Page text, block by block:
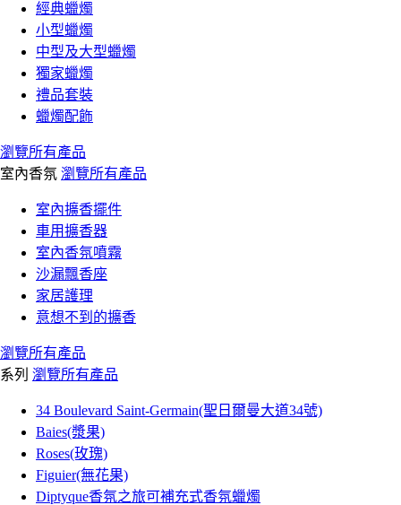
經典蠟燭
小型蠟燭
中型及大型蠟燭
獨家蠟燭
禮品套裝
蠟燭配飾
瀏覽所有產品
室內香氛 瀏覽所有產品
室內擴香擺件
車用擴香器
室內香氛噴霧
沙漏飄香座
家居護理
意想不到的擴香
瀏覽所有產品
系列 瀏覽所有產品
34 Boulevard Saint-Germain(聖日爾曼大道34號)
Baies(漿果)
Roses(玫瑰)
Figuier(無花果)
Diptyque香氛之旅可補充式香氛蠟燭